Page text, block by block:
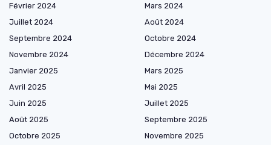
Février 2024
Mars 2024
Juillet 2024
Août 2024
Septembre 2024
Octobre 2024
Novembre 2024
Décembre 2024
Janvier 2025
Mars 2025
Avril 2025
Mai 2025
Juin 2025
Juillet 2025
Août 2025
Septembre 2025
Octobre 2025
Novembre 2025